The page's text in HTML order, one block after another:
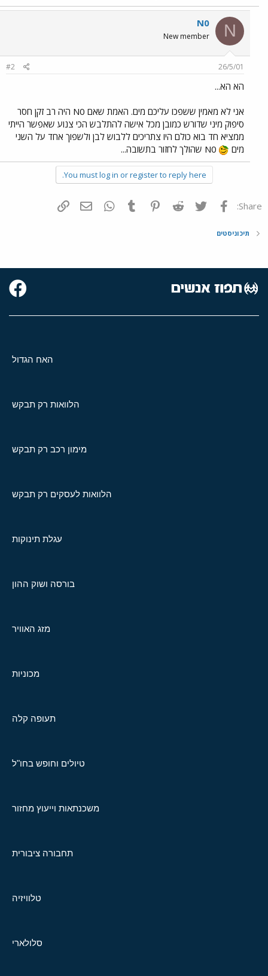
N
N0
New member
26/5/01
#2
הא הא...
אני לא מאמין ששפכו עליכם מים. האמת שאם N0 היה רב זקן חסר
סיפוק מיני שדורש כמובן מכל אישה להתלבש הכי צנוע שאפשר הייתי
ממציא חד בוא כולם היו צתריכים ללבוש לבן ולשפוך אחד על השני
מים
You must log in or register to reply here.
Share: פייסבוק Twitter
Reddit
Pinterest
Tumblr
WhatsAppדואר אלקטרוני
תיכוניסטים
האח הגדול
הלוואות רק תבקש
מימון רכב רק תבקש
הלוואות לעסקים רק תבקש
עגלת תינוקות
בורסה ושוק ההון
מזג האוויר
מכוניות
תעופה קלה
טיולים וחופש בחו"ל
משכנתאות וייעוץ מחזור
תחבורה ציבורית
טלוויזיה
סלולארי